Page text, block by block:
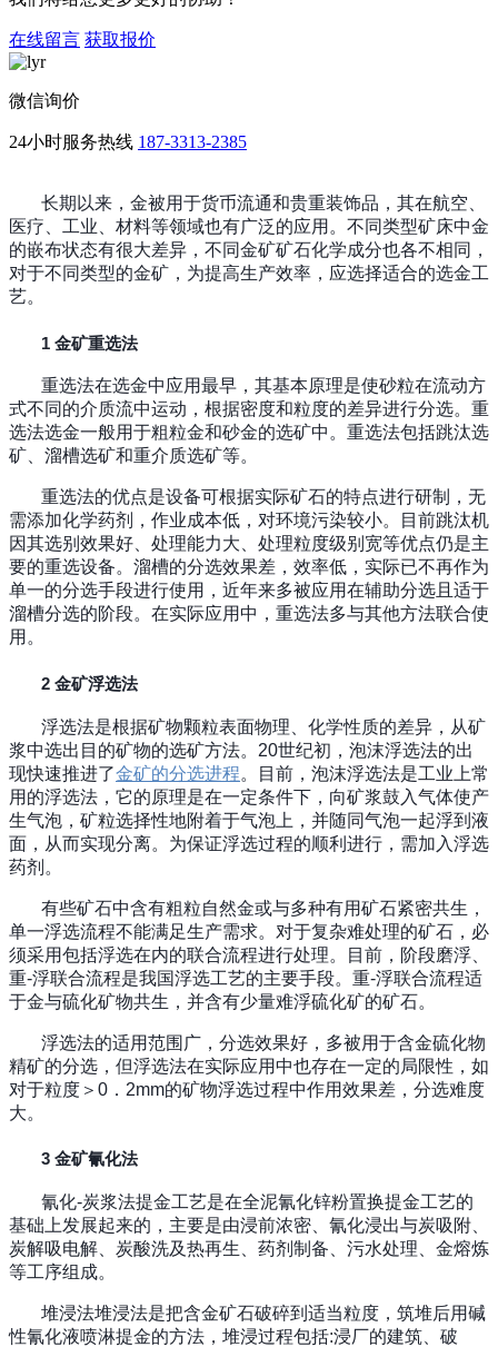
在线留言 获取报价
微信询价
24小时服务热线 187-3313-2385
长期以来，金被用于货币流通和贵重装饰品，其在航空、
医疗、工业、材料等领域也有广泛的应用。不同类型矿床中金
的嵌布状态有很大差异，不同金矿矿石化学成分也各不相同，
对于不同类型的金矿，为提高生产效率，应选择适合的选金工
艺。
1 金矿重选法
重选法在选金中应用最早，其基本原理是使砂粒在流动方
式不同的介质流中运动，根据密度和粒度的差异进行分选。重
选法选金一般用于粗粒金和砂金的选矿中。重选法包括跳汰选
矿、溜槽选矿和重介质选矿等。
重选法的优点是设备可根据实际矿石的特点进行研制，无
需添加化学药剂，作业成本低，对环境污染较小。目前跳汰机
因其选别效果好、处理能力大、处理粒度级别宽等优点仍是主
要的重选设备。溜槽的分选效果差，效率低，实际已不再作为
单一的分选手段进行使用，近年来多被应用在辅助分选且适于
溜槽分选的阶段。在实际应用中，重选法多与其他方法联合使
用。
2 金矿浮选法
浮选法是根据矿物颗粒表面物理、化学性质的差异，从矿
浆中选出目的矿物的选矿方法。20世纪初，泡沫浮选法的出
现快速推进了金矿的分选进程。目前，泡沫浮选法是工业上常
用的浮选法，它的原理是在一定条件下，向矿浆鼓入气体使产
生气泡，矿粒选择性地附着于气泡上，并随同气泡一起浮到液
面，从而实现分离。为保证浮选过程的顺利进行，需加入浮选
药剂。
有些矿石中含有粗粒自然金或与多种有用矿石紧密共生，
单一浮选流程不能满足生产需求。对于复杂难处理的矿石，必
须采用包括浮选在内的联合流程进行处理。目前，阶段磨浮、
重-浮联合流程是我国浮选工艺的主要手段。重-浮联合流程适
于金与硫化矿物共生，并含有少量难浮硫化矿的矿石。
浮选法的适用范围广，分选效果好，多被用于含金硫化物
精矿的分选，但浮选法在实际应用中也存在一定的局限性，如
对于粒度＞0．2mm的矿物浮选过程中作用效果差，分选难度
大。
3 金矿氰化法
氰化-炭浆法提金工艺是在全泥氰化锌粉置换提金工艺的
基础上发展起来的，主要是由浸前浓密、氰化浸出与炭吸附、
炭解吸电解、炭酸洗及热再生、药剂制备、污水处理、金熔炼
等工序组成。
堆浸法堆浸法是把含金矿石破碎到适当粒度，筑堆后用碱
性氰化液喷淋提金的方法，堆浸过程包括:浸厂的建筑、破